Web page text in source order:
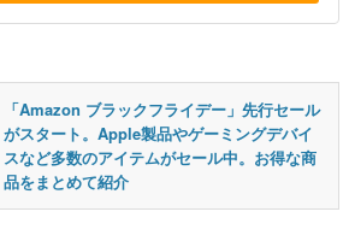
「Amazon ブラックフライデー」先行セール
がスタート。Apple製品やゲーミングデバイ
スなど多数のアイテムがセール中。お得な商
品をまとめて紹介